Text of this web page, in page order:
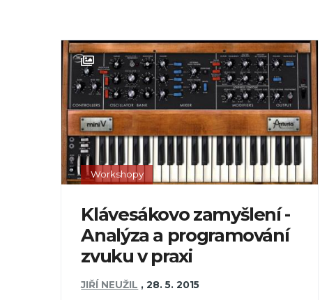
Workshopy
Klávesákovo zamyšlení -
Analýza a programování
zvuku v praxi
JIŘÍ NEUŽIL ,28. 5. 2015